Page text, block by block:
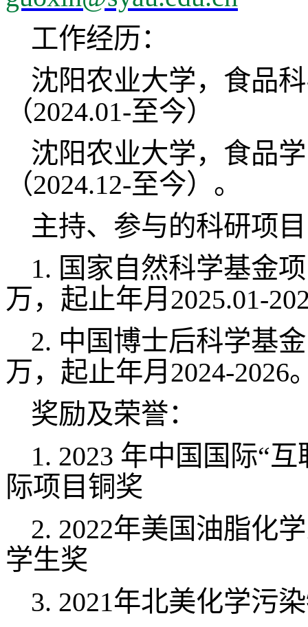
工作经历：
沈阳农业大学，食品
（2024.01-至今）
沈阳农业大学，食品
（2024.12-至今）。
主持、参与的科研项
1. 国家自然科学基金
万，起止年月2025.01-
2. 中国博士后科学基
万，起止年月2024-2026
奖励及荣誉：
1. 2023 年中国国际“
际项目铜奖
2. 2022年美国油脂化
学生奖
3. 2021年北美化学污